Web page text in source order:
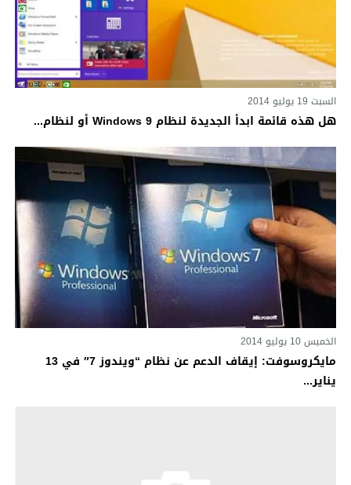
السبت 19 يوليو 2014
هل هذه قائمة ابدأ الجديدة لنظام Windows 9 أو لنظام...
الخميس 10 يوليو 2014
مايكروسوفت: إيقاف الدعم عن نظام “ويندوز 7″ في 13
يناير...